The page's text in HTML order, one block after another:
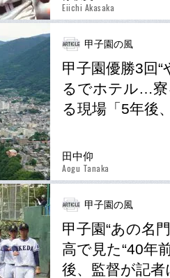
Eiichi Akasaka
甲子園の風
甲子園優勝3回
るでホテル…寮
る現場「5年後
田中仰
Aogu Tanaka
甲子園の風
甲子園“あの名
高で見た“40年
後、監督が記